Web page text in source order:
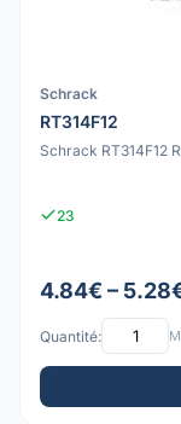
Schrack
RT314F12
Schrack RT314F12
23
4.84€ –
Quantité: